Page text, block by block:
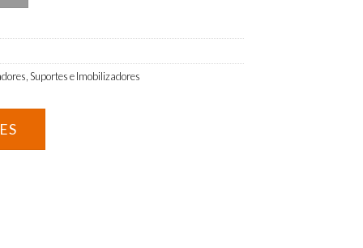
Suportes e Imobilizadores